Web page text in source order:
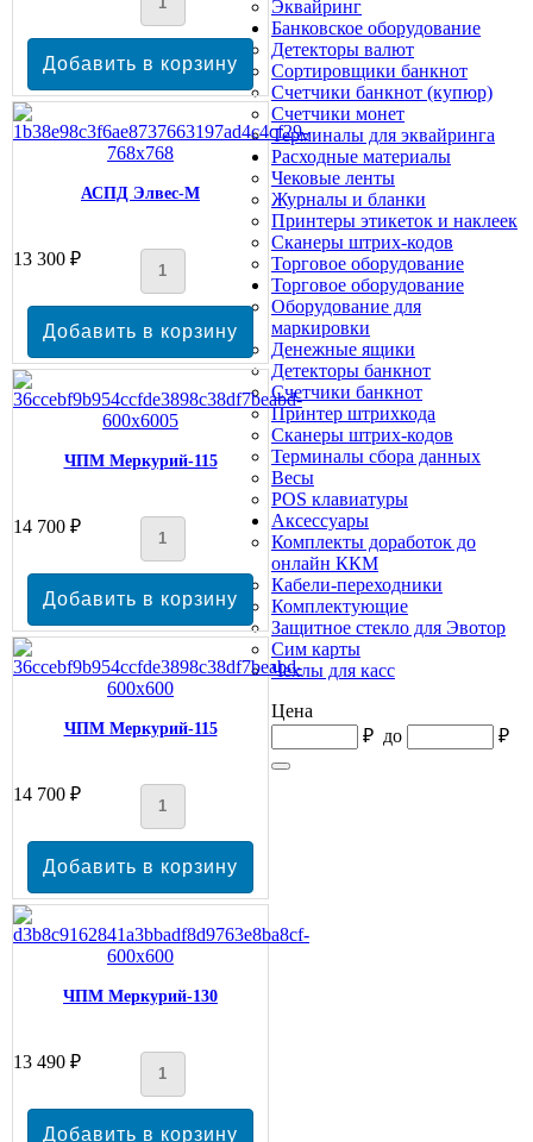
АСПД Элвес-М
13 300 ₽
ЧПМ Меркурий-115
14 700 ₽
ЧПМ Меркурий-115
14 700 ₽
ЧПМ Меркурий-130
13 490 ₽
Эквайринг
Банковское оборудование
Детекторы валют
Сортировщики банкнот
Счетчики банкнот (купюр)
Счетчики монет
Терминалы для эквайринга
Расходные материалы
Чековые ленты
Журналы и бланки
Принтеры этикеток и наклеек
Сканеры штрих-кодов
Торговое оборудование
Торговое оборудование
Оборудование для
маркировки
Денежные ящики
Детекторы банкнот
Счетчики банкнот
Принтер штрихкода
Сканеры штрих-кодов
Терминалы сбора данных
Весы
POS клавиатуры
Аксессуары
Комплекты доработок до
онлайн ККМ
Кабели-переходники
Комплектующие
Защитное стекло для Эвотор
Сим карты
Чехлы для касс
Цена
₽ до ₽